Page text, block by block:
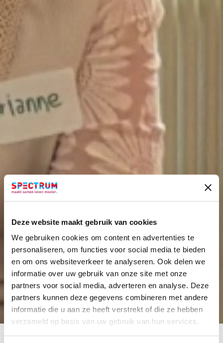
Deze website maakt gebruik van cookies
We gebruiken cookies om content en advertenties te
personaliseren, om functies voor social media te bieden
en om ons websiteverkeer te analyseren. Ook delen we
informatie over uw gebruik van onze site met onze
partners voor social media, adverteren en analyse. Deze
partners kunnen deze gegevens combineren met andere
informatie die u aan ze heeft verstrekt of die ze hebben
verzameld op basis van uw gebruik van hun services.
NEEM CONTACT OP